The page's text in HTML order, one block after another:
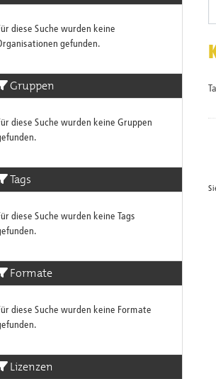
diese Suche wurden keine
gefunden.
Gruppen
diese Suche wurden keine Gruppen
Tags
diese Suche wurden keine Tags
Formate
diese Suche wurden keine Formate
Lizenzen